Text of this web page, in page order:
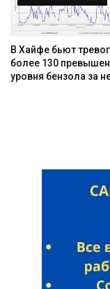
В Хайфе бьют
более 130
уровня бензола за